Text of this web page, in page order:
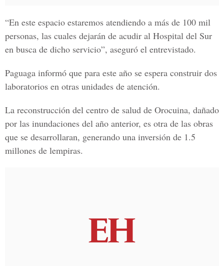
“En este espacio estaremos atendiendo a más de 100 mil
personas, las cuales dejarán de acudir al Hospital del Sur
en busca de dicho servicio”, aseguró el entrevistado.
Paguaga informó que para este año se espera construir dos
laboratorios en otras unidades de atención.
La reconstrucción del centro de salud de Orocuina, dañado
por las inundaciones del año anterior, es otra de las obras
que se desarrollaran, generando una inversión de 1.5
millones de lempiras.